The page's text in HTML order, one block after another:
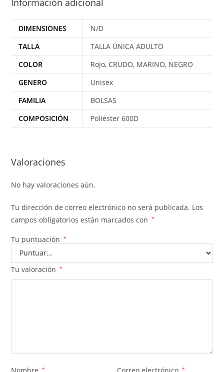
Información adicional
DIMENSIONES
N/D
TALLA
TALLA ÚNICA ADULTO
COLOR
Rojo, CRUDO, MARINO, NEGRO
GENERO
Unisex
FAMILIA
BOLSAS
COMPOSICIÓN
Poliéster 600D
Valoraciones
No hay valoraciones aún.
Tu dirección de correo electrónico no será publicada. Los
campos obligatorios están marcados con
*
Tu puntuación *
Tu valoración *
Nombre * Correo electrónico *